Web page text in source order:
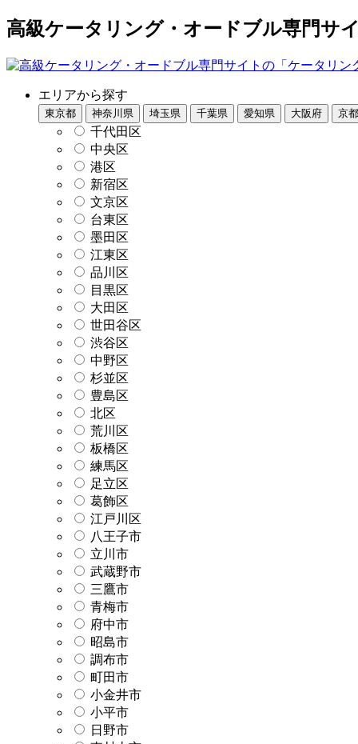
高級ケータリング・オードブル専門サ
エリアから探す
東京都 神奈川県 埼玉県 千葉県 愛知県 大阪府 京
千代田区
中央区
港区
新宿区
文京区
台東区
墨田区
江東区
品川区
目黒区
大田区
世田谷区
渋谷区
中野区
杉並区
豊島区
北区
荒川区
板橋区
練馬区
足立区
葛飾区
江戸川区
八王子市
立川市
武蔵野市
三鷹市
青梅市
府中市
昭島市
調布市
町田市
小金井市
小平市
日野市